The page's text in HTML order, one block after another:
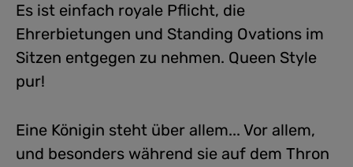
Es ist einfach royale Pflicht, die
Ehrerbietungen und Standing Ovations im
Sitzen entgegen zu nehmen. Queen Style
pur!
Eine Königin steht über allem... Vor allem,
und besonders während sie auf dem Thron